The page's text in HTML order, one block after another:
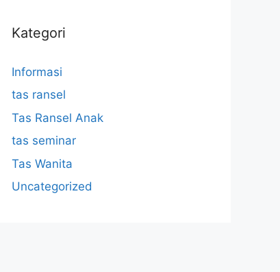
Kategori
Informasi
tas ransel
Tas Ransel Anak
tas seminar
Tas Wanita
Uncategorized